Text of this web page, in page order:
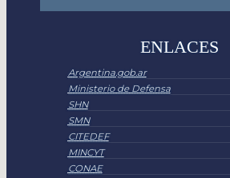
ENLACES
Argentina.gob.ar
Ministerio de Defensa
SHN
SMN
CITEDEF
MINCYT
CONAE